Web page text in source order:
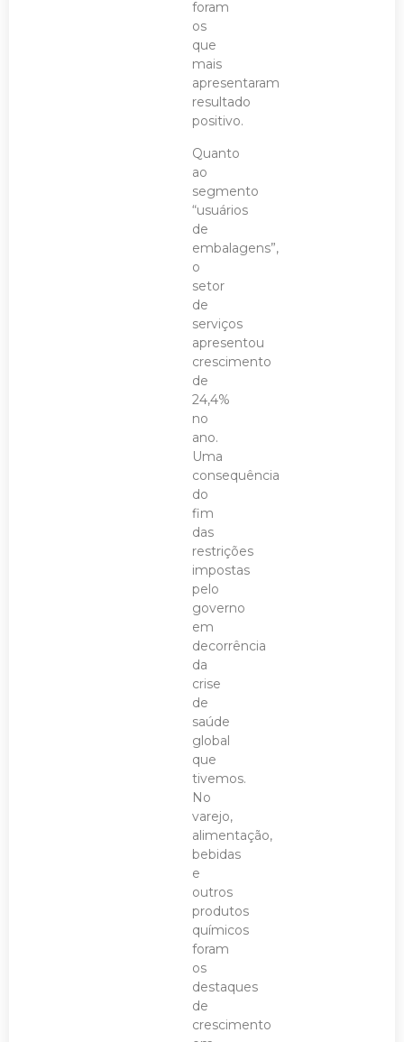
foram
os
que
mais
apresentaram
resultado
positivo.
Quanto
ao
segmento
“usuários
de
embalagens”,
o
setor
de
serviços
apresentou
crescimento
de
24,4%
no
ano.
Uma
consequência
do
fim
das
restrições
impostas
pelo
governo
em
decorrência
da
crise
de
saúde
global
que
tivemos.
No
varejo,
alimentação,
bebidas
e
outros
produtos
químicos
foram
os
destaques
de
crescimento